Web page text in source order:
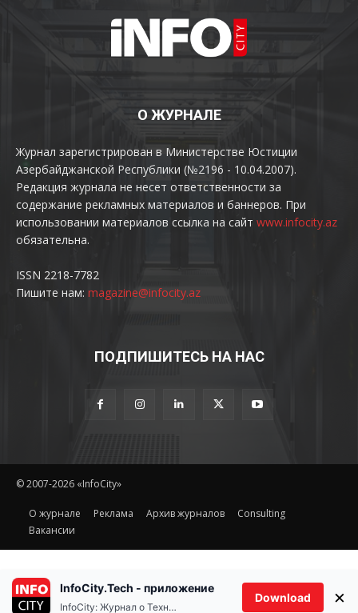
О ЖУРНАЛЕ
Журнал зарегистрирован в Министерстве Юстиции
Азербайджанской Республики (№2196 - 10.04.2007).
Редакция журнала не несет ответственности за
содержание рекламных материалов и баннеров. При
использовании материалов ссылка на сайт www.infocity.az
обязательна.
ISSN 2218-7782
Пишите нам: magazine@infocity.az
ПОДПИШИТЕСЬ НА НАС
© 2007-2026 «InfoCity»
O журнале Реклама Архив журналов
Consulting
Вакансии
Ethereum(ETH) $1,915.99
InfoCity.Tech - приложение
InfoCity: Журнал о Технологиях
Download ×